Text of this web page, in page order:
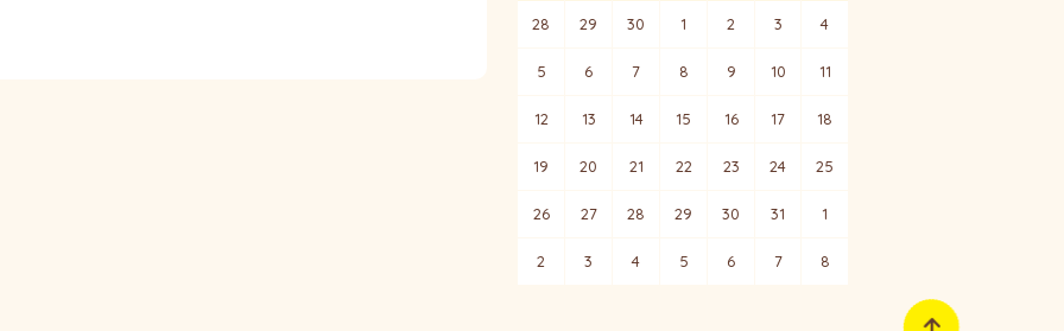
28 29 30 1 2 3 4
5 6 7 8 9 10 11
12 13 14 15 16 17 18
19 20 21 22 23 24 25
26 27 28 29 30 31 1
2 3 4 5 6 7 8